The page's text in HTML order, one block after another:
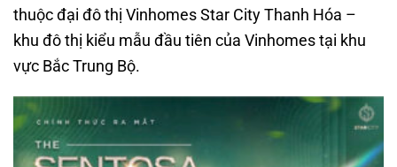
thuộc đại đô thị Vinhomes Star City Thanh Hóa –
khu đô thị kiểu mẫu đầu tiên của Vinhomes tại khu
vực Bắc Trung Bộ.